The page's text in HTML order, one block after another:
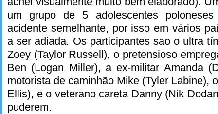
um grupo de 5 adolescentes
acidente semelhante, por isso em vários
a ser adiada. Os participantes são o ultra
Zoey (Taylor Russell), o pretensioso
Ben (Logan Miller), a ex-militar Amanda
motorista de caminhão Mike (Tyler Labine),
Ellis), e o veterano careta Danny (Nik
puderem.